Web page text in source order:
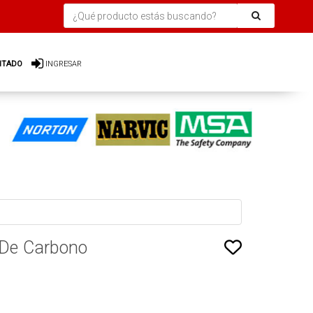
INGRESAR
Carbono